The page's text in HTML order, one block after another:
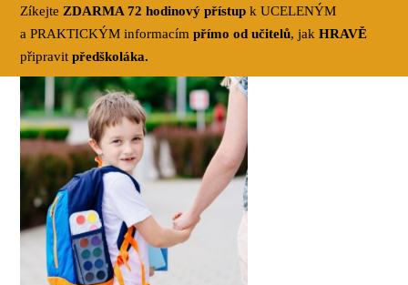
Zíkejte ZDARMA 72 hodinový přístup k UCELENÝM
a PRAKTICKÝM informacímpřímo od učitelů, jakHRAVĚ
připravitpředškoláka.